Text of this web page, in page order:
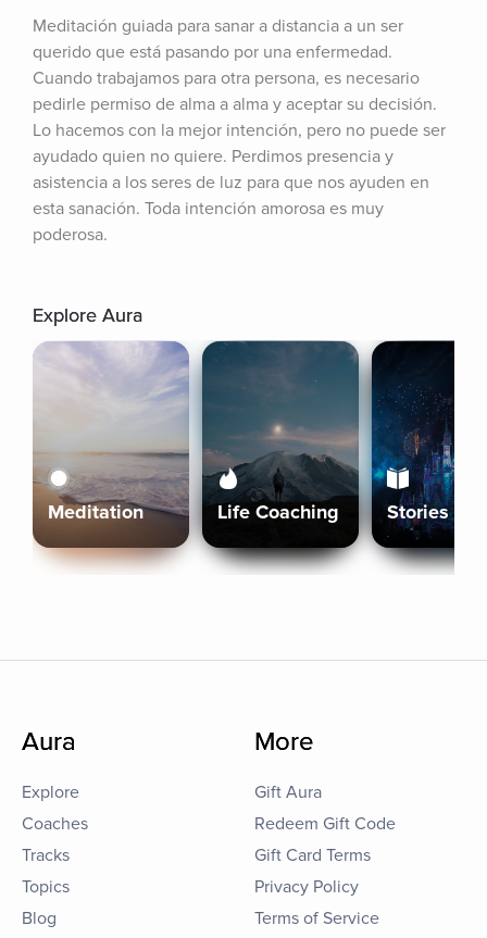
Meditación guiada para sanar a distancia a un ser
querido que está pasando por una enfermedad.
Cuando trabajamos para otra persona, es necesario
pedirle permiso de alma a alma y aceptar su decisión.
Lo hacemos con la mejor intención, pero no puede ser
ayudado quien no quiere. Perdimos presencia y
asistencia a los seres de luz para que nos ayuden en
esta sanación. Toda intención amorosa es muy
poderosa.
Explore Aura
Meditation Life Coaching Stories
Aura
Explore
Coaches
Tracks
Topics
Blog
More
Gift Aura
Redeem Gift Code
Gift Card Terms
Privacy Policy
Terms of Service